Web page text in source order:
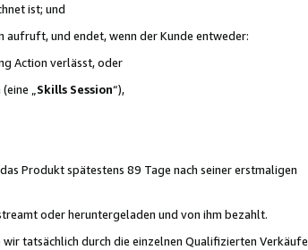
ist; und
und endet, wenn der Kunde entweder:
Action verlässt, oder
„ Skills Session“),
Produkt spätestens 89 Tage nach seiner erstmaligen
oder heruntergeladen und von ihm bezahlt.
wir tatsächlich durch die einzelnen Qualifizierten Verkäufe